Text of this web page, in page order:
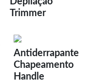
Trimmer
Antiderrapante
Chapeamento
Handle